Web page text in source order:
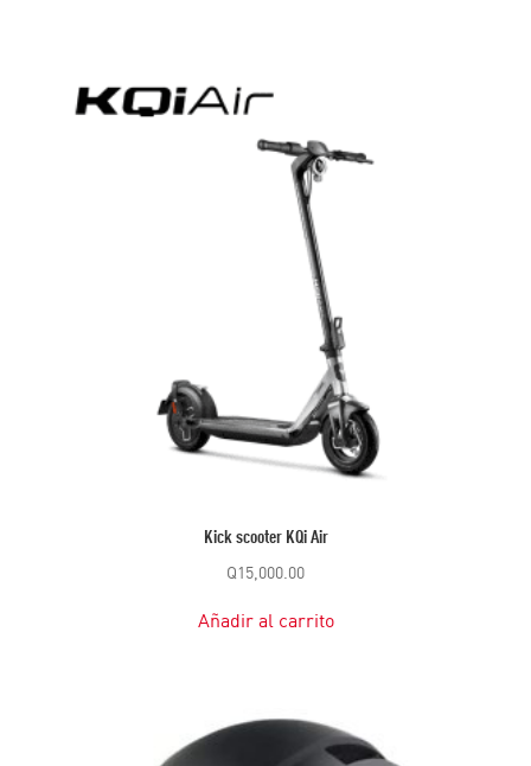
Kick scooter KQi Air
Q15,000.00
Añadir al carrito